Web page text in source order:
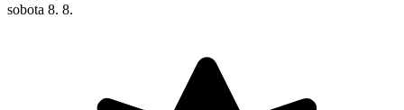
sobota 8. 8.